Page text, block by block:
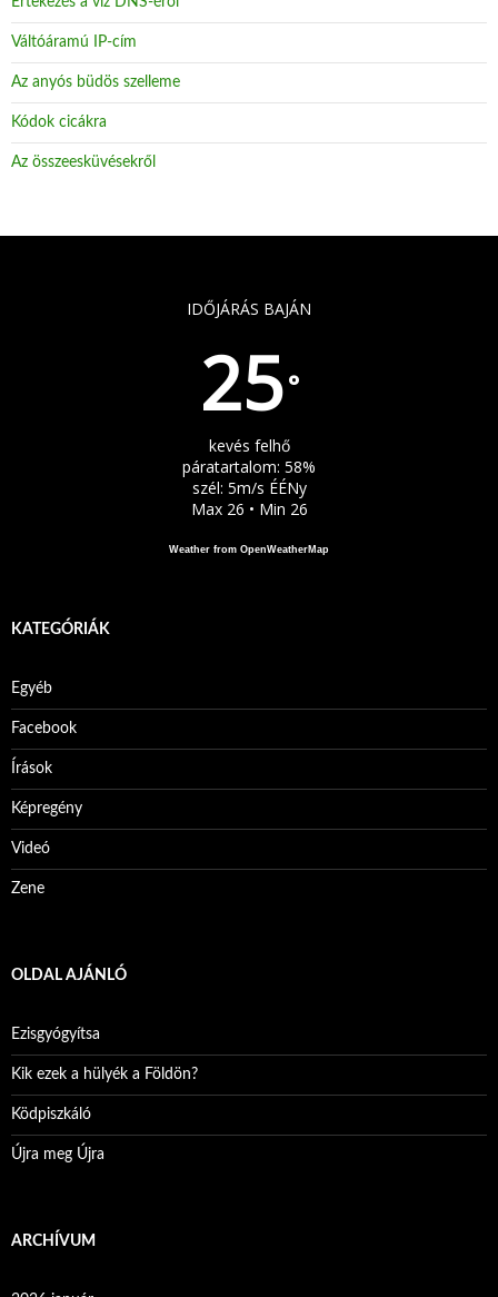
Váltóáramú IP-cím
Az anyós büdös szelleme
Kódok cicákra
Az összeesküvésekről
IDŐJÁRÁS BAJÁN
25°
kevés felhő
páratartalom: 58%
szél: 5m/s ÉÉNy
Max 26 • Min 26
Weather from OpenWeatherMap
KATEGÓRIÁK
Egyéb
Facebook
Írások
Képregény
Videó
Zene
OLDAL AJÁNLÓ
Ezisgyógyítsa
Kik ezek a hülyék a Földön?
Ködpiszkáló
Újra meg Újra
ARCHÍVUM